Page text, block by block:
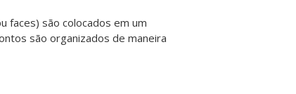
faces) são colocados em um
são organizados de maneira